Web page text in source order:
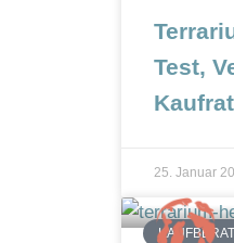
Test,
25. Januar